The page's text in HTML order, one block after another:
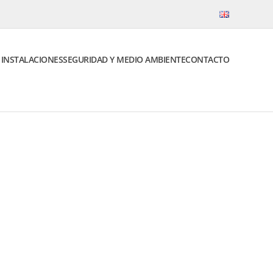
SEGURIDAD Y MEDIO AMBIENTECONTACTO